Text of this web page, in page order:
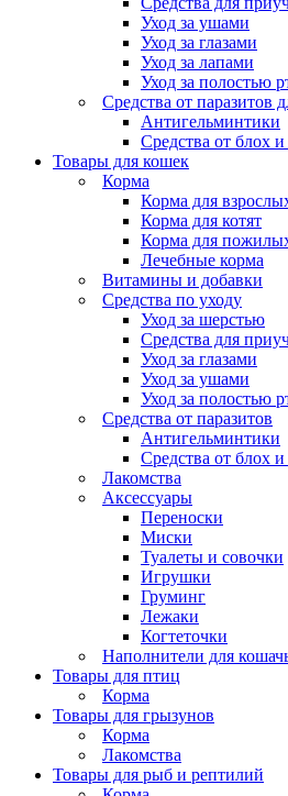
Уход за ушами
Уход за глазами
Уход за лапами
Уход за полостью
Средства от паразитов
Антигельминтики
Средства от блох
Товары для кошек
Корма
Корма для
Корма для котят
Корма для
Лечебные корма
Витамины и добавки
Средства по уходу
Уход за шерстью
Средства для
Уход за глазами
Уход за ушами
Уход за полостью
Средства от паразитов
Антигельминтики
Средства от блох
Лакомства
Аксессуары
Переноски
Миски
Туалеты и совочки
Игрушки
Груминг
Лежаки
Когтеточки
Наполнители для
Товары для птиц
Корма
Товары для грызунов
Корма
Лакомства
Товары для рыб и рептилий